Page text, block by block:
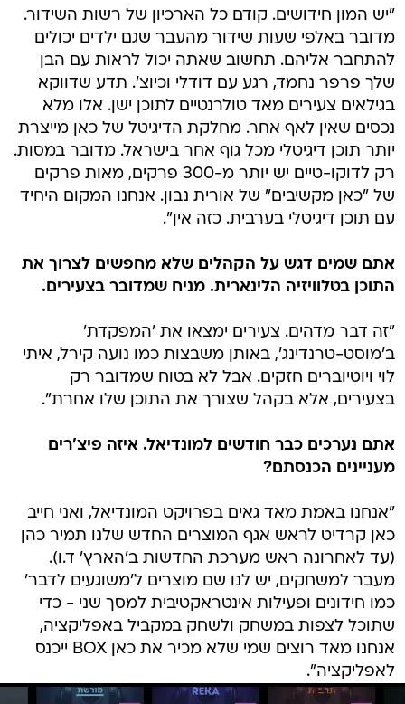
"יש המון חידושים. קודם כל הארכיון של רשות השידור.
מדובר באלפי שעות שידור מהעבר שגם ילדים יכולים
להתחבר אליהם. תחשוב שאתה יכול לראות עם הבן
שלך פרפר נחמד, רגע עם דודלי וכיוצ'. תדע שדווקא
בגילאים צעירים מאד טולרנטיים לתוכן ישן. אלו מלא
נכסים שאין לאף אחר. מחלקת הדיגיטל של כאן מייצרת
יותר תוכן דיגיטלי מכל גוף אחר בישראל. מדובר במסות.
רק לדוקו-טיים יש יותר מ-300 פרקים, מאות פרקים
של "כאן מקשיבים" של אורית נבון. אנחנו המקום היחיד
עם תוכן דיגיטלי בערבית. כזה אין".
אתם שמים דגש על הקהלים שלא מחפשים לצרוך את
התוכן בטלוויזיה הלינארית. מניח שמדובר בצעירים.
"זה דבר מדהים. צעירים ימצאו את 'המפקדת'
ב'מוסט-טרנדינג', באותן משבצות כמו נועה קירל, איתי
לוי ויוטיוברים חזקים. אבל לא בטוח שמדובר רק
בצעירים, אלא בקהל שצורך את התוכן שלו אחרת".
אתם נערכים כבר חודשים למונדיאל. איזה פיצ'רים
מעניינים הכנסתם?
"אנחנו באמת מאד גאים בפרויקט המונדיאל, ואני חייב
כאן קרדיט לראש אגף המוצרים החדש שלנו תמיר כהן
(עד לאחרונה ראש מערכת החדשות ב'הארץ' ד.ו).
מעבר למשחקים, יש לנו שם מוצרים ל'משוגעים לדבר'
כמו חידונים ופעילות אינטראקטיבית למסך שני - כדי
שתוכל לצפות במשחק ולשחק במקביל באפליקציה,
אנחנו מאד רוצים שמי שלא מכיר את כאן BOX ייכנס
לאפליקציה".